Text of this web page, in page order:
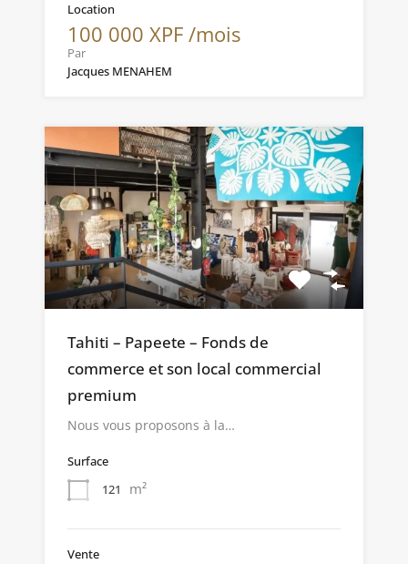
Location
100 000 XPF /mois
Par
Jacques MENAHEM
Tahiti – Papeete – Fonds de
commerce et son local commercial
premium
Nous vous proposons à la…
Surface
121
m²
Vente